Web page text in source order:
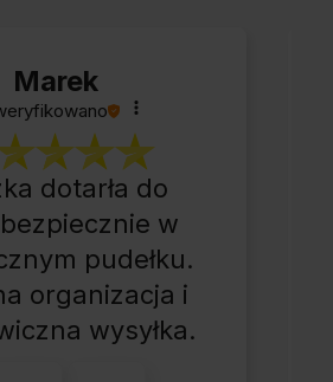
Marek
dotarła do
w
pudełku.
organizacja i
wysyłka.